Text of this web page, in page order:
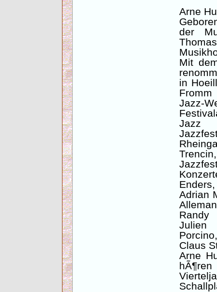
Arne
der
Mit
in
Jazz-
Jazz
Adrian
Randy
Julien
Claus
Arne